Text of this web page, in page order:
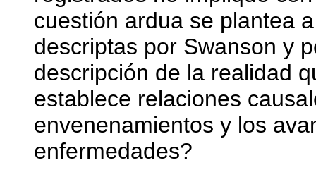
cuestión ardua se plantea
descriptas por Swanson y
descripción de la realidad
establece relaciones
envenenamientos y los
enfermedades?